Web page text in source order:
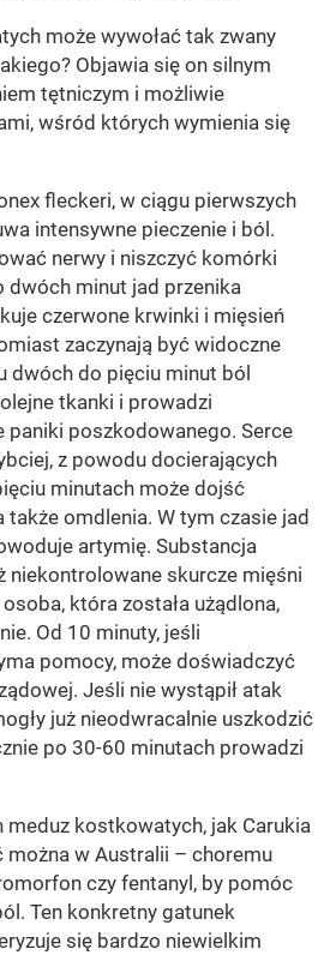
może wywołać tak zwany
Objawia się on silnym
tętniczym i możliwie
wśród których wymienia się
fleckeri, w ciągu pierwszych
intensywne pieczenie i ból.
nerwy i niszczyć komórki
dwóch minut jad przenika
czerwone krwinki i mięsień
zaczynają być widoczne
dwóch do pięciu minut ból
tkanki i prowadzi
paniki poszkodowanego. Serce
z powodu docierających
minutach może dojść
omdlenia. W tym czasie jad
artymię. Substancja
niekontrolowane skurcze mięśni
która została użądlona,
Od 10 minuty, jeśli
pomocy, może doświadczyć
Jeśli nie wystąpił atak
już nieodwracalnie uszkodzić
po 30-60 minutach prowadzi
kostkowatych, jak Carukia
w Australii – choremu
czy fentanyl, by pomóc
Ten konkretny gatunek
się bardzo niewielkim